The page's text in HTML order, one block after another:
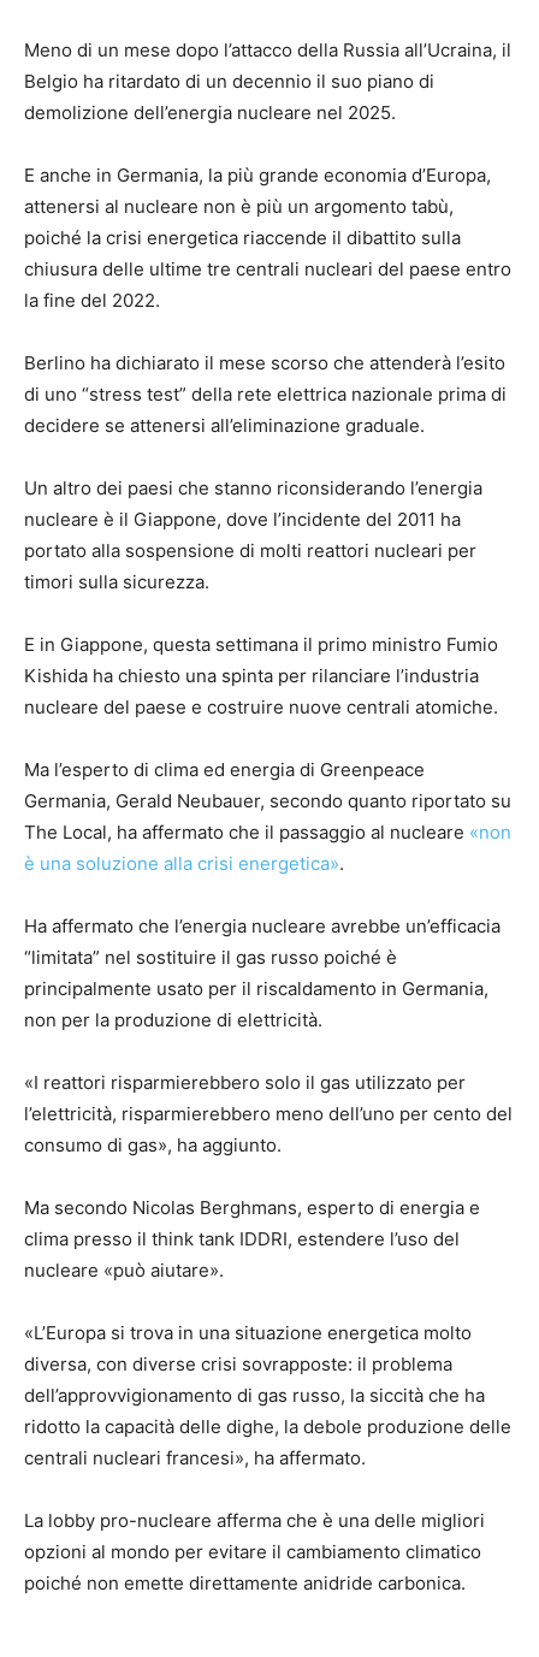
Meno di un mese dopo l’attacco della Russia all’Ucraina, il
Belgio ha ritardato di un decennio il suo piano di
demolizione dell’energia nucleare nel 2025.
E anche in Germania, la più grande economia d’Europa,
attenersi al nucleare non è più un argomento tabù,
poiché la crisi energetica riaccende il dibattito sulla
chiusura delle ultime tre centrali nucleari del paese entro
la fine del 2022.
Berlino ha dichiarato il mese scorso che attenderà l’esito
di uno “stress test” della rete elettrica nazionale prima di
decidere se attenersi all’eliminazione graduale.
Un altro dei paesi che stanno riconsiderando l’energia
nucleare è il Giappone, dove l’incidente del 2011 ha
portato alla sospensione di molti reattori nucleari per
timori sulla sicurezza.
E in Giappone, questa settimana il primo ministro Fumio
Kishida ha chiesto una spinta per rilanciare l’industria
nucleare del paese e costruire nuove centrali atomiche.
Ma l’esperto di clima ed energia di Greenpeace
Germania, Gerald Neubauer, secondo quanto riportato su
The Local, ha affermato che il passaggio al nucleare «non
è una soluzione alla crisi energetica».
Ha affermato che l’energia nucleare avrebbe un’efficacia
“limitata” nel sostituire il gas russo poiché è
principalmente usato per il riscaldamento in Germania,
non per la produzione di elettricità.
«I reattori risparmierebbero solo il gas utilizzato per
l’elettricità, risparmierebbero meno dell’uno per cento del
consumo di gas», ha aggiunto.
Ma secondo Nicolas Berghmans, esperto di energia e
clima presso il think tank IDDRI, estendere l’uso del
nucleare «può aiutare».
«L’Europa si trova in una situazione energetica molto
diversa, con diverse crisi sovrapposte: il problema
dell’approvvigionamento di gas russo, la siccità che ha
ridotto la capacità delle dighe, la debole produzione delle
centrali nucleari francesi», ha affermato.
La lobby pro-nucleare afferma che è una delle migliori
opzioni al mondo per evitare il cambiamento climatico
poiché non emette direttamente anidride carbonica.